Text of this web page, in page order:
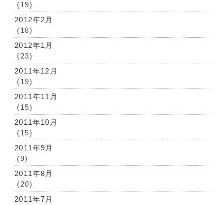
(19)
2012年2月
(18)
2012年1月
(23)
2011年12月
(19)
2011年11月
(15)
2011年10月
(15)
2011年9月
(9)
2011年8月
(20)
2011年7月